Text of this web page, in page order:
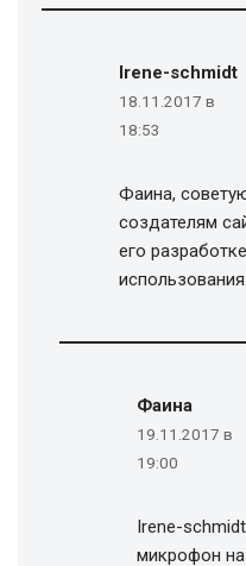
Irene-schmidt
18.11.2017 в
18:53
Фаина,
создателям
его
использования.
Фаина
19.11.2017 в
19:00
Irene-
микрофон